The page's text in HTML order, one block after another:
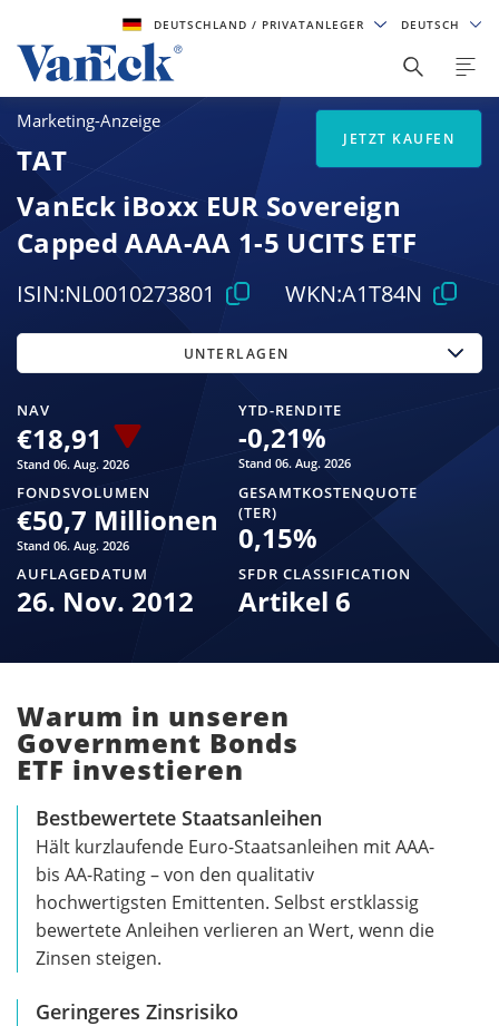
DEUTSCHLAND/ PRIVATANLEGER DEUTSCH
Marketing-Anzeige
TAT
VanEck iBoxx EUR Sovereign
Capped AAA-AA 1-5 UCITS ETF
ISIN:NL0010273801 WKN:A1T84N
NAV
€18,91
Stand 06. Aug. 2026
YTD-RENDITE
-0,21%
Stand 06. Aug. 2026
FONDSVOLUMEN
€50,7 Millionen
Stand 06. Aug. 2026
GESAMTKOSTENQUOTE
(TER)
0,15%
AUFLAGEDATUM
26. Nov. 2012
SFDR CLASSIFICATION
Artikel 6
UNTERLAGEN
JETZT KAUFEN
Warum in unseren
Government Bonds
ETF investieren
Bestbewertete Staatsanleihen
Hält kurzlaufende Euro-Staatsanleihen mit AAA-
bis AA-Rating – von den qualitativ
hochwertigsten Emittenten. Selbst erstklassig
bewertete Anleihen verlieren an Wert, wenn die
Zinsen steigen.
Geringeres Zinsrisiko